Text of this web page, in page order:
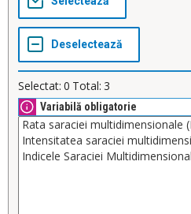
Selectat: 0 Total: 3
Variabilă obligatorie